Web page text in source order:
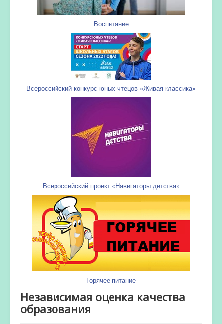
Воспитание
Всероссийский конкурс юных чтецов «Живая классика»
Всероссийский проект «Навигаторы детства»
Горячее питание
Независимая оценка качества
образования